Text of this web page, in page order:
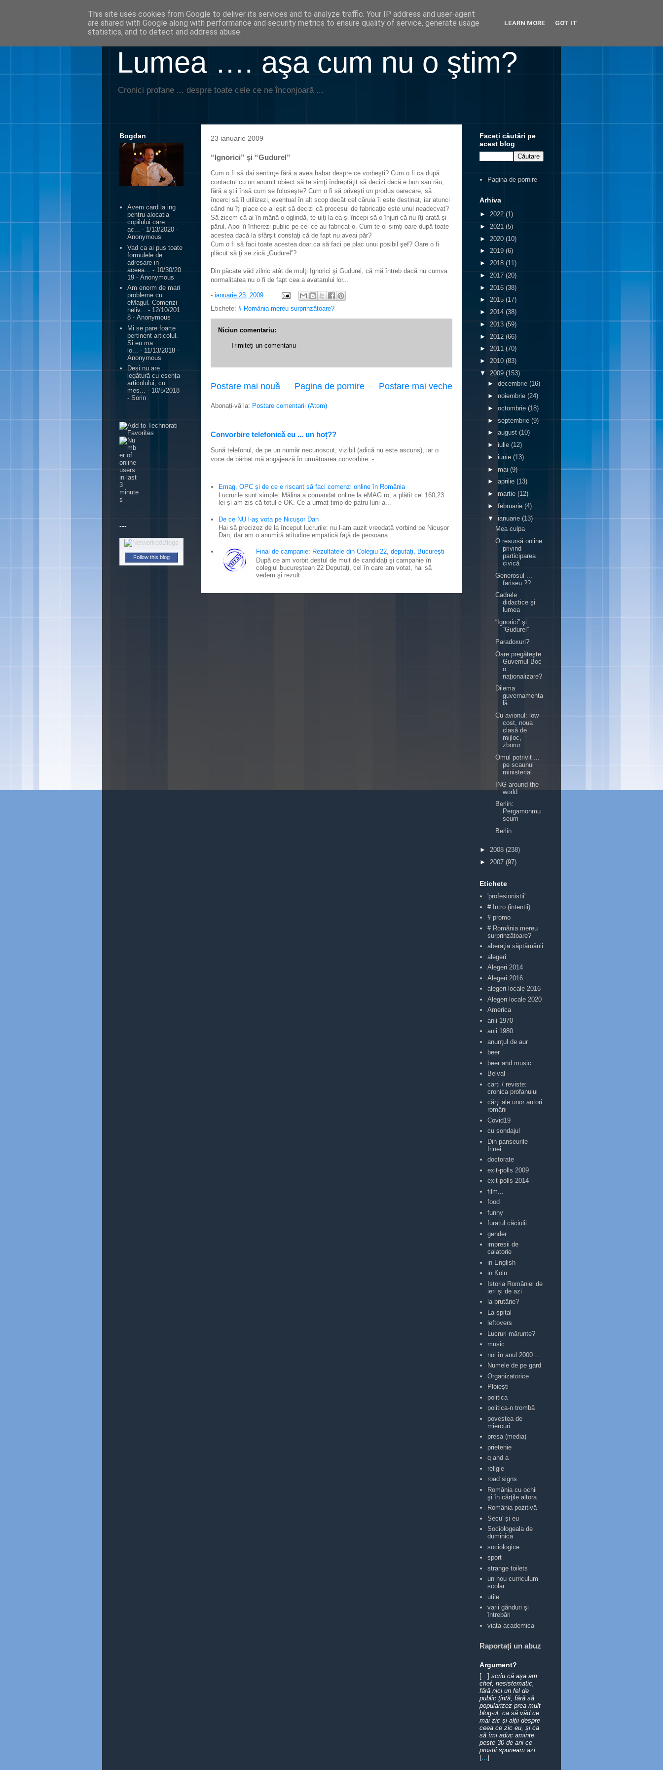
Lumea …. aşa cum nu o ştim?
Cronici profane ... despre toate cele ce ne înconjoară ...
23 ianuarie 2009
“Ignorici” şi “Gudurel”
Cum o fi să dai sentinţe fără a avea habar despre ce vorbeşti? Cum o fi ca după
contactul cu un anumit obiect să te simţi îndreptăţit să decizi dacă e bun sau rău,
fără a ştii însă cum se foloseşte? Cum o fi să priveşti un produs oarecare, să
încerci să îl utilizezi, eventual în alt scop decât cel căruia îi este destinat, iar atunci
când nu îţi place ce a ieşit să decizi că procesul de fabricaţie este unul neadecvat?
Să zicem că ai în mână o oglindă, te uiţi la ea şi începi să o înjuri că nu îţi arată şi
părul. Apoi îi înfierezi public pe cei ce au fabricat-o. Cum te-oi simţi oare după toate
acestea dacă la sfârşit constaţi că de fapt nu aveai păr?
Cum o fi să faci toate acestea doar ca să faci pe plac unui posibil şef? Oare o fi
plăcut să ţi se zică „Gudurel”?
Din păcate văd zilnic atât de mulţi Ignorici şi Gudurei, că mă întreb dacă nu cumva
normalitatea nu o fi de fapt cea a avatarului lor...
- ianuarie 23, 2009
Etichete: # România mereu surprinzătoare?
Niciun comentariu:
Trimiteți un comentariu
Postare mai nouă Postare mai veche
Pagina de pornire
Abonați-vă la: Postare comentarii (Atom)
Convorbire telefonică cu ... un hoț??
Sună telefonul, de pe un număr necunoscut, vizibil (adică nu este ascuns), iar o
voce de bărbat mă angajează în următoarea convorbire: - ...
Emag, OPC şi de ce e riscant să faci comenzi online în România
Lucrurile sunt simple: Mălina a comandat online la eMAG.ro, a plătit cei 160,23
lei şi am zis că totul e OK. Ce a urmat timp de patru luni a...
De ce NU l-aş vota pe Nicuşor Dan
Hai să precizez de la început lucrurile: nu l-am auzit vreodată vorbind pe Nicuşor
Dan, dar am o anumită atitudine empatică faţă de persoana...
Final de campanie: Rezultatele din Colegiu 22, deputaţi, Bucureşti
După ce am vorbit destul de mult de candidaţi şi campanie în
colegiul bucureştean 22 Deputaţi, cel în care am votat, hai să
vedem şi rezult...
Bogdan
Avem card la ing
pentru alocatia
copilului care
ac... - 1/13/2020 -
Anonymous
Vad ca ai pus toate
formulele de
adresare in
aceea...
- 10/30/20
19 - Anonymous
Am enorm de mari
probleme cu
eMagul. Comenzi
neliv... - 12/10/201
8 - Anonymous
Mi se pare foarte
pertinent articolul.
Si eu ma
lo...
- 11/13/2018 -
Anonymous
Deși nu are
legătură cu esența
articolului, cu
mes... - 10/5/2018
- Sorin
---
Follow this blog
Faceți căutări pe
acest blog
Pagina de pornire
Arhiva
► 2022 (1)
► 2021 (5)
► 2020 (10)
► 2019 (6)
► 2018 (11)
► 2017 (20)
► 2016 (38)
► 2015 (17)
► 2014 (38)
► 2013 (59)
► 2012 (66)
► 2011 (70)
► 2010 (83)
▼ 2009 (153)
► decembrie (16)
► noiembrie (24)
► octombrie (18)
► septembrie (9)
► august (10)
► iulie (12)
► iunie (13)
► mai (9)
► aprilie (13)
► martie (12)
► februarie (4)
▼ ianuarie (13)
Mea culpa
O resursă online
privind
participarea
civică
Generosul ...
fariseu ??
Cadrele
didactice şi
lumea
“Ignorici” şi
“Gudurel”
Paradoxuri?
Oare pregăteşte
Guvernul Boc
o
naţionalizare?
Dilema
guvernamenta
lă
Cu avionul: low
cost, noua
clasă de
mijloc,
zborur...
Omul potrivit ...
pe scaunul
ministerial
ING around the
world
Berlin:
Pergamonmu
seum
Berlin
► 2008 (238)
► 2007 (97)
Etichete
'profesionistii'
# Intro (intentii)
# promo
# România mereu
surprinzătoare?
aberaţia săptămânii
alegeri
Alegeri 2014
Alegeri 2016
alegeri locale 2016
Alegeri locale 2020
America
anii 1970
anii 1980
anunţul de aur
beer
beer and music
Belval
carti / reviste:
cronica profanului
cărţi ale unor autori
români
Covid19
cu sondajul
Din panseurile
Irinei
doctorate
exit-polls 2009
exit-polls 2014
film...
food
funny
furatul căciulii
gender
impresii de
calatorie
in English
in Koln
Istoria României de
ieri și de azi
la brutărie?
La spital
leftovers
Lucruri mărunte?
music
noi în anul 2000 ...
Numele de pe gard
Organizatorice
Ploieşti
politica
politica-n trombă
povestea de
miercuri
presa (media)
prietenie
q and a
religie
road signs
România cu ochii
şi în cărţile altora
România pozitivă
Secu' și eu
Sociologeala de
duminica
sociologice
sport
strange toilets
un nou curriculum
scolar
utile
varii gânduri şi
întrebări
viata academica
Raportați un abuz
Argument?
[...] scriu că aşa am
chef, nesistematic,
fără nici un fel de
public ţintă, fără să
popularizez prea mult
blog-ul, ca să văd ce
mai zic şi alţii despre
ceea ce zic eu, şi ca
să îmi aduc aminte
peste 30 de ani ce
prostii spuneam azi.
[...]
This site uses cookies from Google to deliver its services and to analyze traffic. Your IP address and user-agent
are shared with Google along with performance and security metrics to ensure quality of service, generate usage
statistics, and to detect and address abuse.
LEARN MORE GOT IT